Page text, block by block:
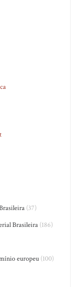
(37)
Brasileira (186)
europeu(100)